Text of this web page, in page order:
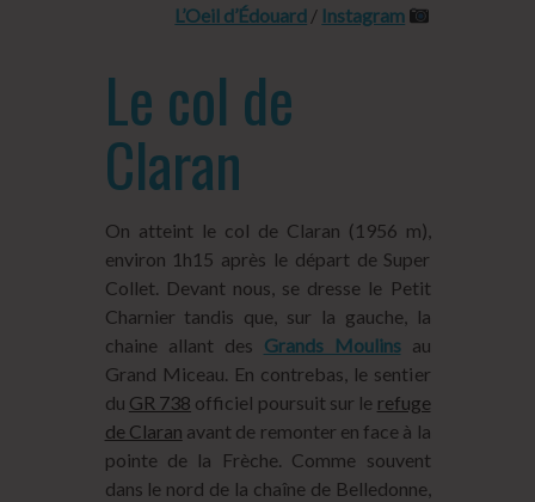
L’Oeil d’Édouard / Instagram
Le col de
Claran
On atteint le col de Claran (1956 m),
environ 1h15 après le départ de Super
Collet. Devant nous, se dresse le Petit
Charnier tandis que, sur la gauche, la
chaine allant des Grands Moulinsau
Grand Miceau. En contrebas, le sentier
du GR 738 officiel poursuit sur le refuge
de Claran avant de remonter en face à la
pointe de la Frèche. Comme souvent
dans le nord de la chaîne de Belledonne,